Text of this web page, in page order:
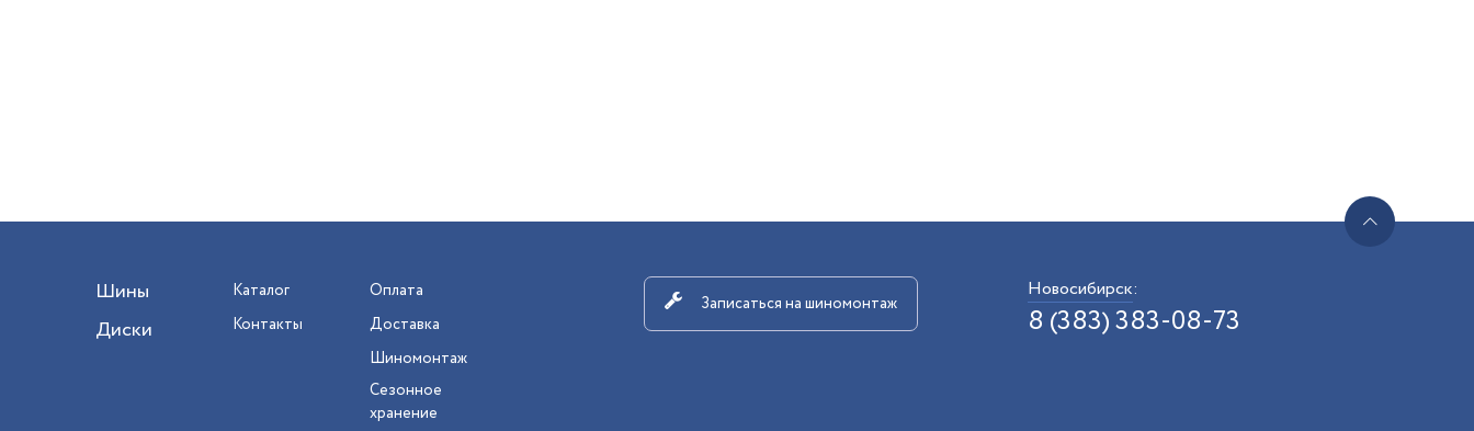
Шины
Диски
Каталог
Контакты
Оплата
Доставка
Шиномонтаж
Сезонное
хранение
Записаться на шиномонтаж
Новосибирск:
8 (383) 383-08-73